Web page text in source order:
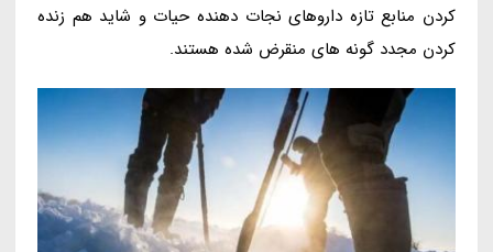
کردن منابع تازه داروهای نجات دهنده حیات و شاید هم زنده
کردن مجدد گونه های منقرض شده هستند.